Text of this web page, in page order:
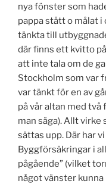
nya fönster som
pappa stått o målat
tänkta till
där finns ett kvitto
att inte tala om de
Stockholm som var
var tänkt för en av
på vår altan med två
man säga). Allt virke
sättas upp. Där har
Byggförsäkringar i
pågående” (vilket
något vänster kunna